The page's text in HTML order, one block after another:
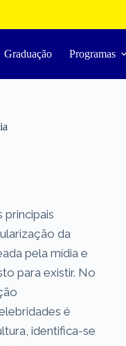
Graduação Programas
principais
da
pela mídia e
para existir. No
é
identifica-se